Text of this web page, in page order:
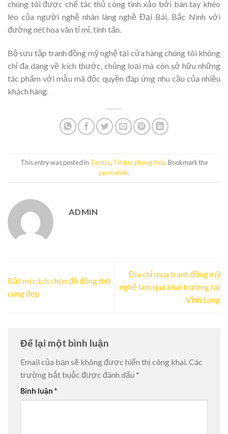
chúng tôi được chế tác thủ công tinh xảo bởi bàn tay khéo
léo của người nghệ nhân làng nghề Đại Bái, Bắc Ninh với
đường nét hoa văn tỉ mỉ, tinh tấn.
Bộ sưu tập tranh đồng mỹ nghệ tại cửa hàng chúng tôi không
chỉ đa dạng về kích thước, chủng loại mà còn sở hữu những
tác phẩm với mẫu mã độc quyền đáp ứng nhu cầu của nhiều
khách hàng.
This entry was posted in Tin tức, Tin tức phong thủy. Bookmark the
permalink.
ADMIN
Bật mí cách chọn đồ đồng thờ
cúng đẹp
Địa chỉ mua tranh đồng mỹ
nghệ làm quà khai trương tại
Vĩnh Long
Để lại một bình luận
Email của bạn sẽ không được hiển thị công khai.Các
trường bắt buộc được đánh dấu *
Bình luận *